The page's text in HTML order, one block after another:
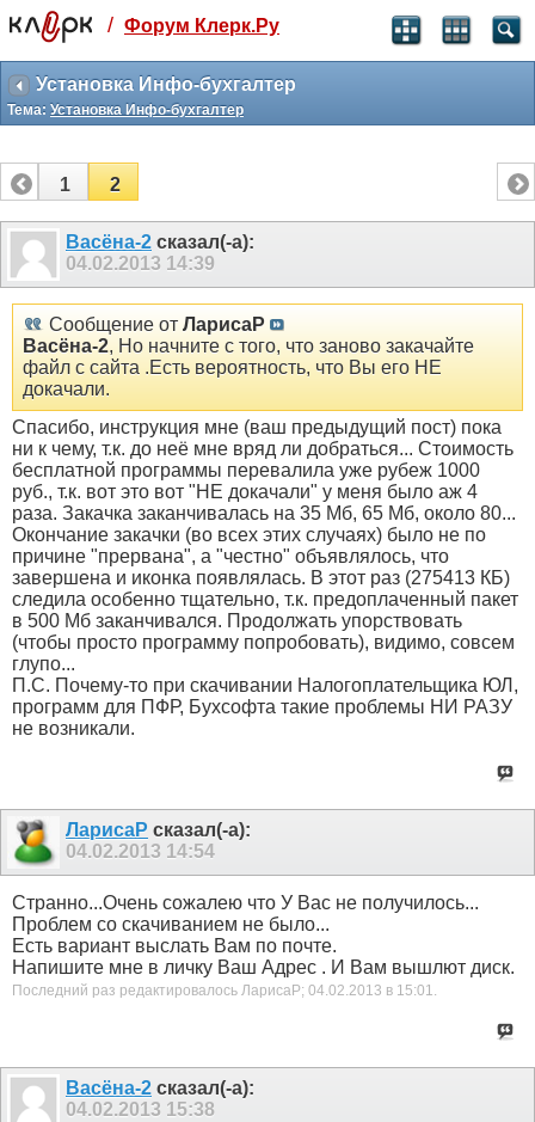
Святые угодники, Клерк без рекламы
прекрасен:)
месяц
3 месяца
259 ₽
-10%
полгода
499 ₽
-15%
/ Форум Клерк.Ру
Установка Инфо-бухгалтер
Тема: Установка Инфо-бухгалтер
1 2
Васёна-2 сказал(-а):
04.02.2013 14:39
Сообщение от ЛарисаР
Васёна-2, Но начните с того, что заново закачайте
файл с сайта .Есть вероятность, что Вы его НЕ
докачали.
Спасибо, инструкция мне (ваш предыдущий пост) пока
ни к чему, т.к. до неё мне вряд ли добраться... Стоимость
бесплатной программы перевалила уже рубеж 1000
руб., т.к. вот это вот "НЕ докачали" у меня было аж 4
раза. Закачка заканчивалась на 35 Мб, 65 Мб, около 80...
Окончание закачки (во всех этих случаях) было не по
причине "прервана", а "честно" объявлялось, что
завершена и иконка появлялась. В этот раз (275413 КБ)
следила особенно тщательно, т.к. предоплаченный пакет
в 500 Мб заканчивался. Продолжать упорствовать
(чтобы просто программу попробовать), видимо, совсем
глупо...
П.С. Почему-то при скачивании Налогоплательщика ЮЛ,
программ для ПФР, Бухсофта такие проблемы НИ РАЗУ
не возникали.
ЛарисаР сказал(-а):
04.02.2013 14:54
Странно...Очень сожалею что У Вас не получилось...
Проблем со скачиванием не было...
Есть вариант выслать Вам по почте.
Напишите мне в личку Ваш Адрес . И Вам вышлют диск.
Последний раз редактировалось ЛарисаР; 04.02.2013 в 15:01
Васёна-2 сказал(-а):
04.02.2013 15:38